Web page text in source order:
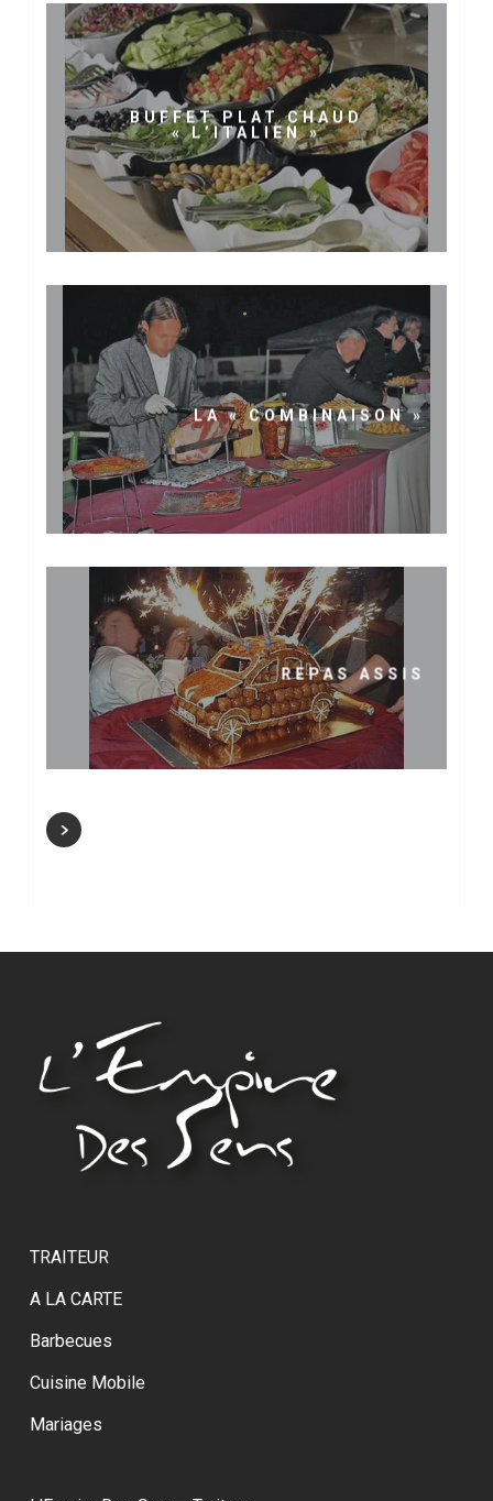
BUFFET PLAT CHAUD
« L’ITALIEN »
LA « COMBINAISON »
REPAS ASSIS
TRAITEUR
A LA CARTE
Barbecues
Cuisine Mobile
Mariages